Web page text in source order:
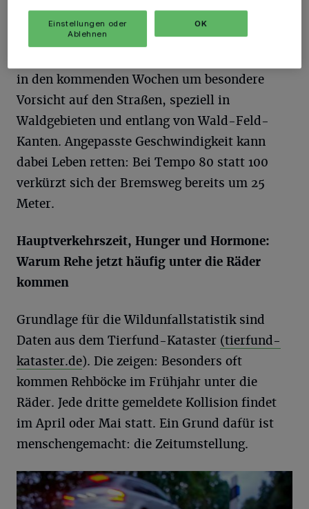
Zeitraum der Morgendämmerung.
in den kommenden Wochen um besondere
Vorsicht auf den Straßen, speziell in
Waldgebieten und entlang von Wald-Feld-
Kanten. Angepasste Geschwindigkeit kann
dabei Leben retten: Bei Tempo 80 statt 100
verkürzt sich der Bremsweg bereits um 25
Meter.
Hauptverkehrszeit, Hunger und Hormone:
Warum Rehe jetzt häufig unter die Räder
kommen
Grundlage für die Wildunfallstatistik sind
Daten aus dem Tierfund-Kataster (tierfund-
kataster.de). Die zeigen: Besonders oft
kommen Rehböcke im Frühjahr unter die
Räder. Jede dritte gemeldete Kollision findet
im April oder Mai statt. Ein Grund dafür ist
menschengemacht: die Zeitumstellung.
Einstellungen oder
Ablehnen
OK